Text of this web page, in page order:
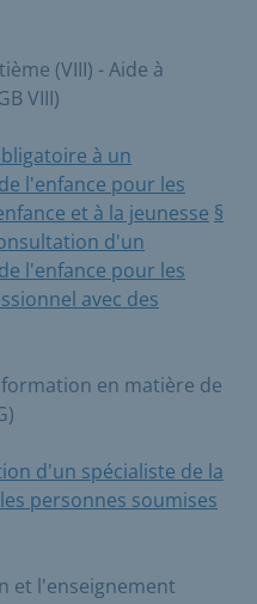
(VIII) - Aide à
VIII)
à un
l'enfance pour les
et à la jeunesse §
d'un
l'enfance pour les
avec des
en matière de
d'un spécialiste de la
personnes soumises
et l'enseignement